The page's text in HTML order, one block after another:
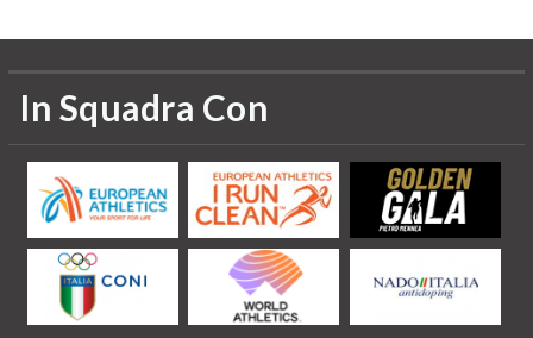
In Squadra Con